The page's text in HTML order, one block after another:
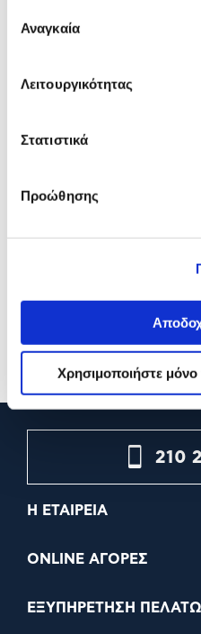
συγκατάθεσης
Αναγκαία
Λειτουργικότητας
Στατιστικά
Προώθησης
Χρησιμοποιήστε
Δες τι κλίκαραν
προϊόν με εσένα!
Διαθέσιμες επιλογές
210
Η ΕΤΑΙΡΕΙΑ
ONLINE ΑΓΟΡΕΣ
ΕΞΥΠΗΡΕΤΗΣΗ